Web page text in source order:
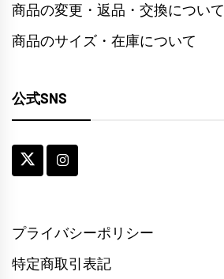
商品の変更・返品・交換について
商品のサイズ・在庫について
公式SNS
プライバシーポリシー
特定商取引表記